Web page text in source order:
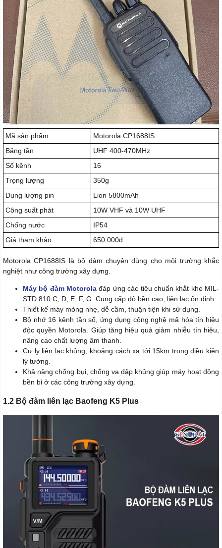
Mã sản phẩm
Motorola CP1688IS
Băng tần
UHF 400-470MHz
Số kênh
16
Trọng lượng
350g
Dung lượng pin
Lion 5800mAh
Công suất phát
10W VHF và 10W UHF
Chống nước
IP54
Giá tham khảo
650.000đ
Motorola CP1688IS là bộ đàm chuyên dùng cho môi trường khắc
nghiệt như công trường xây dựng.
Máy bộ đàm Motorola đáp ứng các tiêu chuẩn khắt khe MIL-
STD 810 C, D, E, F, G. Cung cấp độ bền cao, liên lạc ổn định.
Thiết kế máy mỏng nhẹ, dễ cầm, thuận tiện khi sử dụng.
Bộ nhớ 16 kênh tần số, ứng dụng công nghệ mã hóa tín hiệu
độc quyền Motorola. Giúp tăng hiệu quả giảm nhiễu tín hiệu,
nâng cao chất lượng âm thanh.
Cự ly liên lạc khủng, khoảng cách xa tới 15km trong điều kiện
lý tưởng.
Khả năng chống bụi, chống va đập khủng giúp máy hoạt động
bền bỉ ở các công trường xây dựng.
1.2 Bộ đàm liên lạc Baofeng K5 Plus